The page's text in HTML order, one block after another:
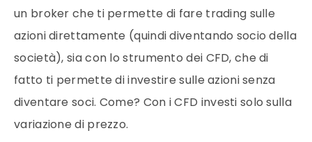
un broker che ti permette di fare trading sulle
azioni direttamente (quindi diventando socio della
società), sia con lo strumento dei CFD, che di
fatto ti permette di investire sulle azioni senza
diventare soci. Come? Con i CFD investi solo sulla
variazione di prezzo.